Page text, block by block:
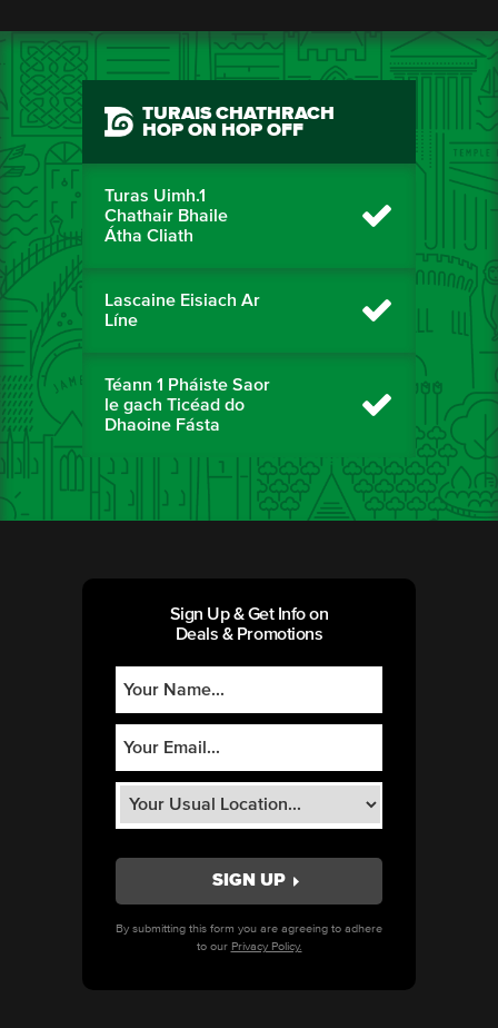
TURAIS CHATHRACH
HOP ON HOP OFF
Turas Uimh.1
Chathair Bhaile
Átha Cliath
Lascaine Eisiach Ar
Líne
Téann 1 Pháiste Saor
le gach Ticéad do
Dhaoine Fásta
Sign Up & Get Info on
Deals & Promotions
By submitting this form you are agreeing to adhere
to our Privacy Policy.